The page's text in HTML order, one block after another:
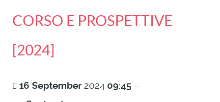
CORSO E PROSPETTIVE
[2024]
16 September 2024 09:45 –